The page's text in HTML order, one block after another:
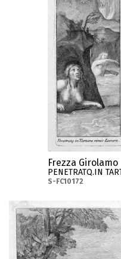
Frezza Girolamo
PENETRATQ.IN
S-FC10172